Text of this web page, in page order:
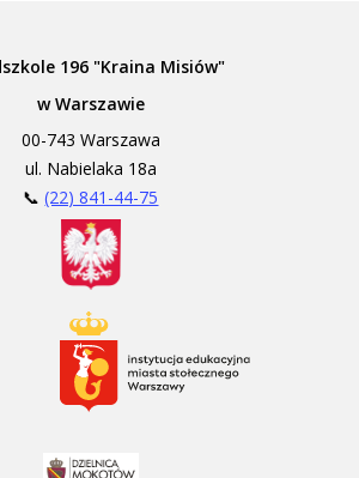
196 "Kraina Misiów"
w Warszawie
00-743 Warszawa
ul. Nabielaka 18a
📞(22) 841-44-75